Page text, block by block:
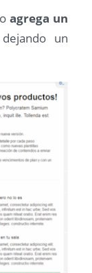
agrega un
dejando un